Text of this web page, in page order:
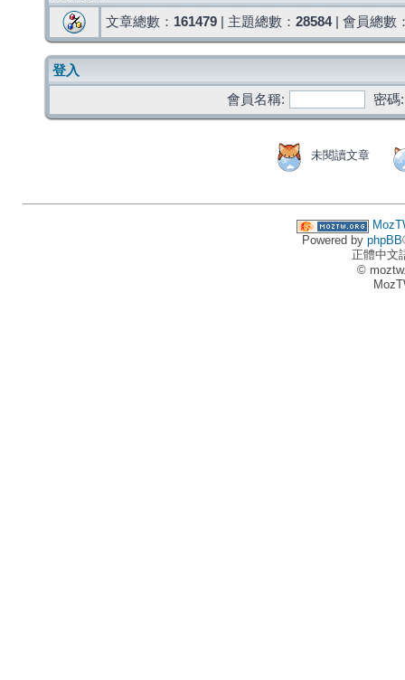
文章總數： 161479 | 主題總數： 28584| 會員總數
登入
會員名稱:
密碼:
未閱讀文章
Powered by phpBB
正體中文
©